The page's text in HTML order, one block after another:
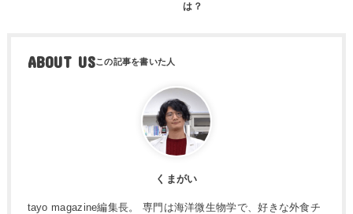
は？
ABOUT US
くまがい
tayo magazine編集長。 専門は海洋微生物学で、好きな外食チ